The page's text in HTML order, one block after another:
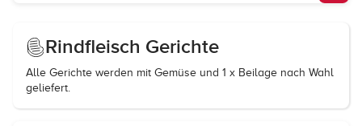
Rindfleisch Gerichte
Alle Gerichte werden mit Gemüse und 1 x Beilage nach Wahl
geliefert.